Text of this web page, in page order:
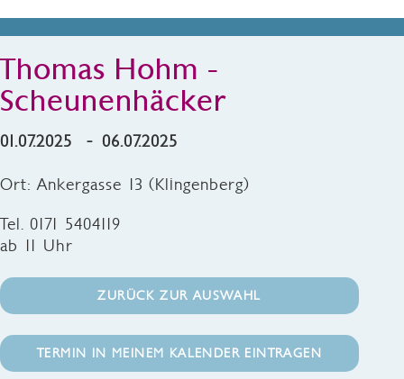
Thomas Hohm -
Scheunenhäcker
01.07.2025 - 06.07.2025
Ort: Ankergasse 13 (Klingenberg)
Tel. 0171 5404119
ab 11 Uhr
ZURÜCK ZUR AUSWAHL
TERMIN IN MEINEM KALENDER EINTRAGEN